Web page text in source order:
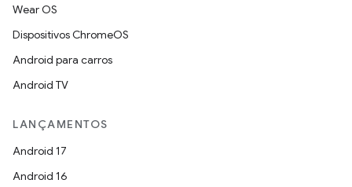
Wear OS
Dispositivos ChromeOS
Android para carros
Android TV
LANÇAMENTOS
Android 17
Android 16